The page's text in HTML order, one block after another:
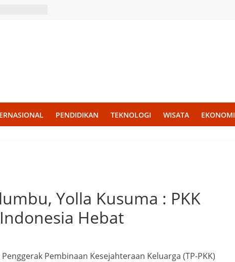
PENDIDIKAN TEKNOLOGI WISATA EKONOMI
Yolla Kusuma : PKK
Hebat
Pembinaan Kesejahteraan Keluarga (TP-PKK)